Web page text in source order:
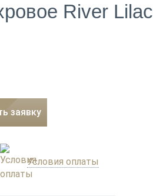
River Lilac
заявку
Условия оплаты